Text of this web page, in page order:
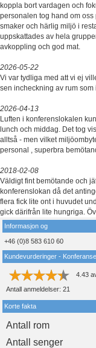
koppla bort vardagen och
personalen tog hand om oss
smaker och härlig miljö i
uppskattades av hela
avkoppling och god mat.
2026-05-22
Vi var tydliga med att vi ej
sen incheckning av rum
2026-04-13
Luften i konferenslokalen
lunch och middag. Det tog
alltså - men vilket
personal , superbra
2018-02-08
Väldigt fint bemötande och
konferenslokan då det
flera fick lite ont i huvudet
gick därifrån lite hungriga.
Informasjon og
+46 (0)8 583 610 60
Kundevurderinger -
4.43
Antall anmeldelser: 21
Korte fakta
Antall rom
Antall senger